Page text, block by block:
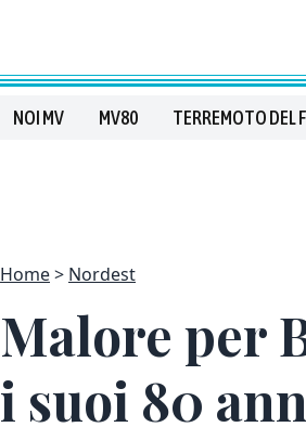
NOI MV MV80 TERREMOTO DEL
Home Nordest
Malore per
i suoi 80